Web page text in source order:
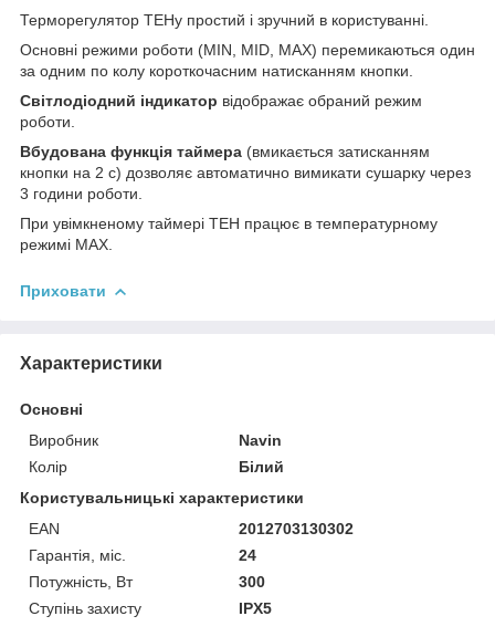
Терморегулятор ТЕНу простий і зручний в користуванні.
Основні режими роботи (MIN, MID, MAX) перемикаються один
за одним по колу короткочасним натисканням кнопки.
Світлодіодний індикатор відображає обраний режим
роботи.
Вбудована функція таймера (вмикається затисканням
кнопки на 2 с) дозволяє автоматично вимикати сушарку через
3 години роботи.
При увімкненому таймері ТЕН працює в температурному
режимі MAX.
Приховати
Характеристики
Основні
Виробник
Navin
Колір
Білий
Користувальницькі характеристики
EAN
2012703130302
Гарантія, міс.
24
Потужність, Вт
300
Ступінь захисту
IPX5